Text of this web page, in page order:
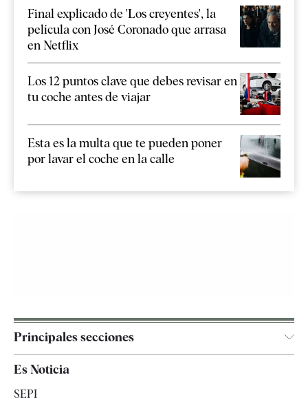
Final explicado de 'Los creyentes', la
película con José Coronado que arrasa
en Netflix
Los 12 puntos clave que debes revisar en
tu coche antes de viajar
Esta es la multa que te pueden poner
por lavar el coche en la calle
Principales secciones
España
Es Noticia
SEPI